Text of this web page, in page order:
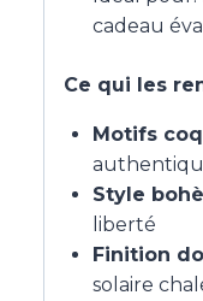
cadeau
Ce qui les
Motifs
Style
liberté
Finition
solaire